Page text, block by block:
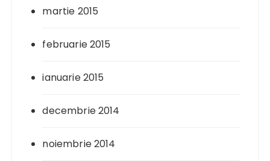
martie 2015
februarie 2015
ianuarie 2015
decembrie 2014
noiembrie 2014